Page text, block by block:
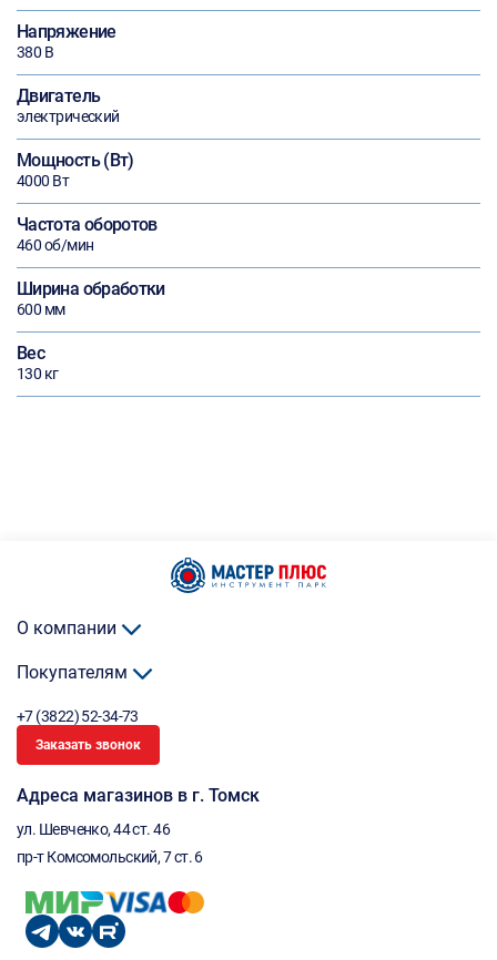
Напряжение
380 В
Двигатель
электрический
Мощность (Вт)
4000 Вт
Частота оборотов
460 об/мин
Ширина обработки
600 мм
Вес
130 кг
О компании
Покупателям
+7 (3822) 52-34-73
Заказать звонок
Адреса магазинов в г. Томск
ул. Шевченко, 44 ст. 46
пр-т Комсомольский, 7 ст. 6